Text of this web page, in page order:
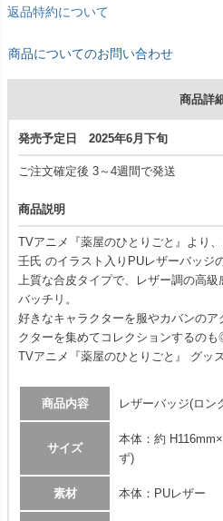
返品特約について
商品についてのお問い合わせ
商品詳
発売予定日 2025年6月下旬
ご注文確定後 3～4週間で発送
商品説明
TVアニメ『薬屋のひとりごと』より
壬氏 のイラスト入りPUレザーバッジ
上質な合皮タイプで、レザー調の高
バッチリ。
好きなキャラクターを服やカバンの
クターを集めてコレクションするの
TVアニメ『薬屋のひとりごと』 グッ
商品内容 レザーバッジ(ロン
サイズ
本体：約
ず)
素材 本体：PUレザー